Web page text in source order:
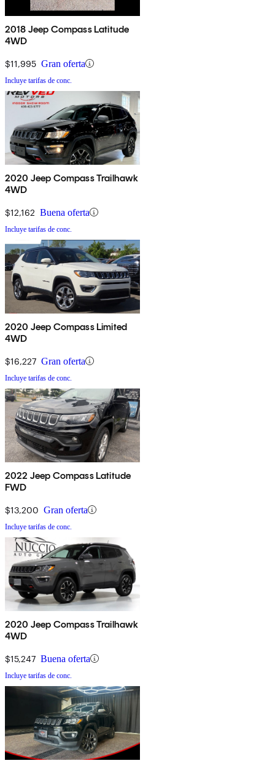
2018 Jeep Compass Latitude
4WD
$11,995 Gran oferta
Incluye tarifas de conc.
2020 Jeep Compass Trailhawk
4WD
$12,162 Buena oferta
Incluye tarifas de conc.
2020 Jeep Compass Limited
4WD
$16,227 Gran oferta
Incluye tarifas de conc.
2022 Jeep Compass Latitude
FWD
$13,200 Gran oferta
Incluye tarifas de conc.
2020 Jeep Compass Trailhawk
4WD
$15,247 Buena oferta
Incluye tarifas de conc.